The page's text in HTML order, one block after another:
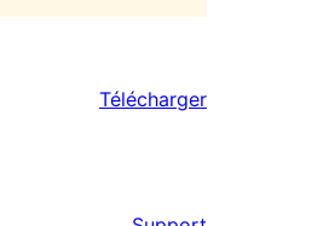
Télécharger